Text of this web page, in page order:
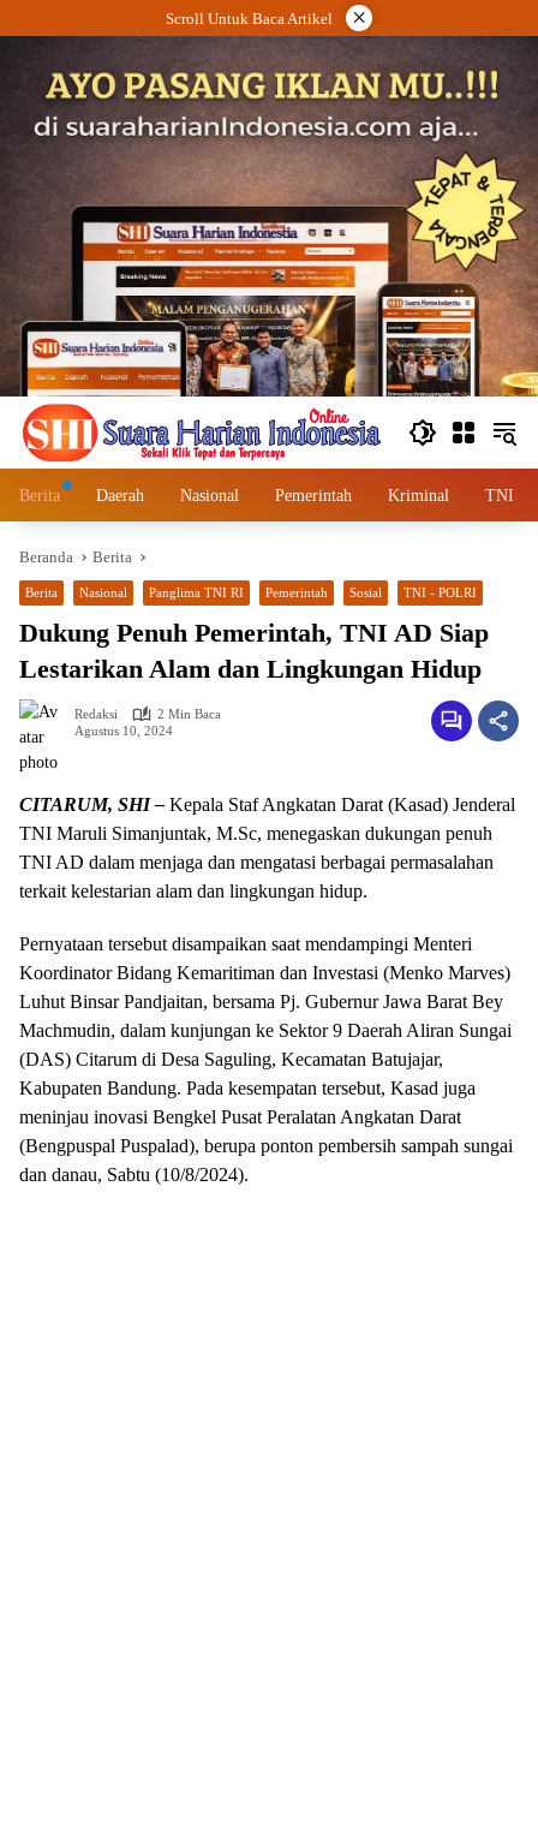
ke
Scroll Untuk Baca Artikel ×
wa.me/087842777025
Berita Daerah Nasional Pemerintah Kriminal TNI –
Beranda Berita
Berita Nasional Panglima TNI RI Pemerintah Sosial TNI - POLRI
Dukung Penuh Pemerintah, TNI AD Siap
Lestarikan Alam dan Lingkungan Hidup
Redaksi
2 Min Baca
Agustus 10, 2024
CITARUM, SHI – Kepala Staf Angkatan Darat (Kasad) Jenderal
TNI Maruli Simanjuntak, M.Sc, menegaskan dukungan penuh
TNI AD dalam menjaga dan mengatasi berbagai permasalahan
terkait kelestarian alam dan lingkungan hidup.
Pernyataan tersebut disampaikan saat mendampingi Menteri
Koordinator Bidang Kemaritiman dan Investasi (Menko Marves)
Luhut Binsar Pandjaitan, bersama Pj. Gubernur Jawa Barat Bey
Machmudin, dalam kunjungan ke Sektor 9 Daerah Aliran Sungai
(DAS) Citarum di Desa Saguling, Kecamatan Batujajar,
Kabupaten Bandung. Pada kesempatan tersebut, Kasad juga
meninjau inovasi Bengkel Pusat Peralatan Angkatan Darat
(Bengpuspal Puspalad), berupa ponton pembersih sampah sungai
dan danau, Sabtu (10/8/2024).